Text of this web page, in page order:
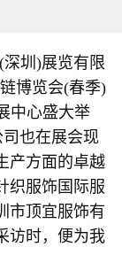
圳)展览有限
博览会(春季)
中心盛大举
也在展会现
产方面的卓越
织服饰国际服
市顶宜服饰有
访时，便为我